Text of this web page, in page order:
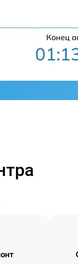
Конец